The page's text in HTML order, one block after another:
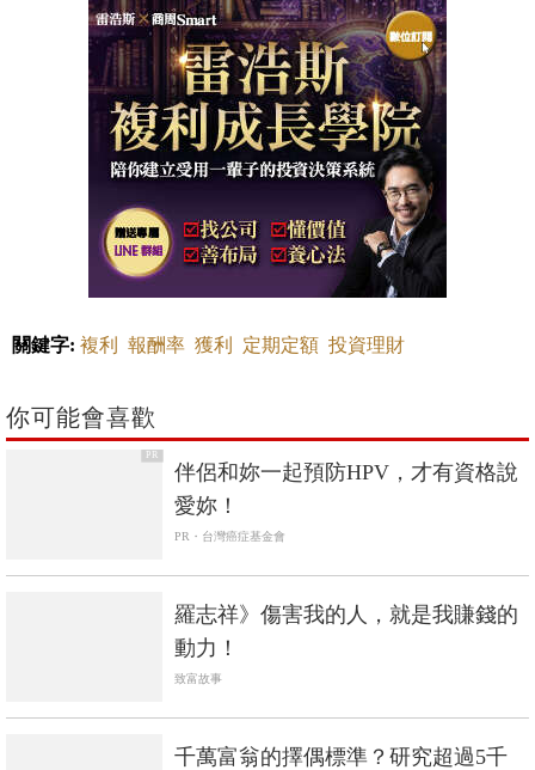
關鍵字: 複利 報酬率 獲利 定期定額 投資理財
你可能會喜歡
PR
伴侶和妳一起預防HPV，才有資格說
愛妳！
PR・台灣癌症基金會
羅志祥》傷害我的人，就是我賺錢的
動力！
致富故事
千萬富翁的擇偶標準？研究超過5千